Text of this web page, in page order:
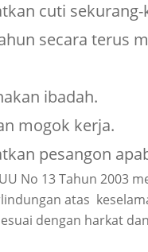
cuti
secara terus
ibadah.
mogok kerja.
pesangon
No 13 Tahun 2003
atas
dengan harkat